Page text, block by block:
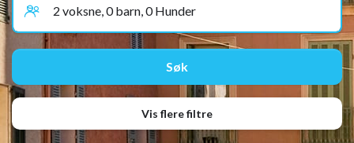
Vis flere filtre